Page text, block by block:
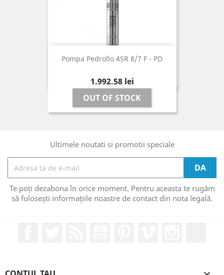
Pompa Pedrollo 4SR 8/7 F - PD
Pret
1.992,58 lei
OUT OF STOCK
Ultimele noutati si promotii speciale
Te poți dezabona în orice moment. Pentru aceasta te rugăm
să folosești informațiile noastre de contact din nota legală.